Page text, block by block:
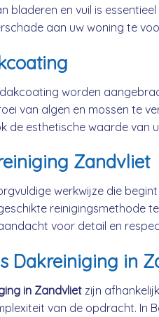
bladeren en vuil is
aan uw woning te
worden
van algen en mossen te
de esthetische waarde van
Zandvliet
werkwijze die
reinigingsmethode
voor detail en
Dakreiniging in
in Zandvliet zijn
van de opdracht. In